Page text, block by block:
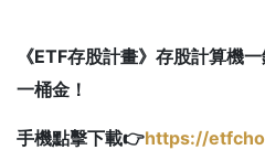
《ETF存股計畫》存股計算機
一桶金！
手機點擊下載👉https://